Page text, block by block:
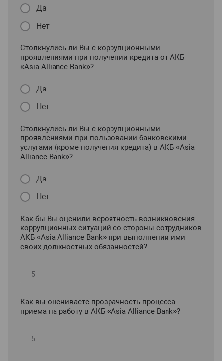
Да
Нет
Столкнулись ли Вы с коррупционными
проявлениями при получении кредита от АКБ
«Asia Alliance Bank»?
Да
Нет
Столкнулись ли Вы с коррупционными
проявлениями при пользовании банковскими
услугами (кроме получения кредита) в АКБ «Asia
Alliance Bank»?
Да
Нет
Как бы Вы оценили вероятность возникновения
коррупционных ситуаций со стороны сотрудников
АКБ «Asia Alliance Bank» при выполнении ими
своих должностных обязанностей?
Как вы оцениваете прозрачность процесса
приема на работу в АКБ «Asia Alliance Bank»?